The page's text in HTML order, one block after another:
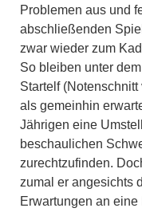
Problemen aus und
abschließenden
zwar wieder zum
So bleiben unter
Startelf
als gemeinhin
Jährigen eine
beschaulichen
zurechtzufinden.
zumal er angesichts
Erwartungen an